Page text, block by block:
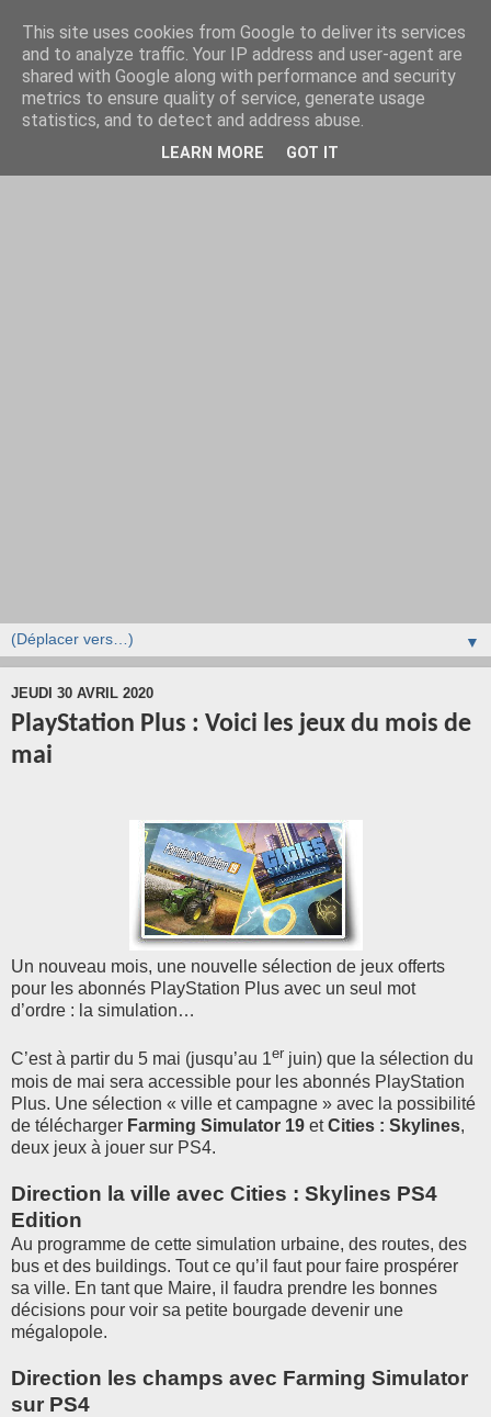
▼
JEUDI 30 AVRIL 2020
PlayStation Plus : Voici les jeux du mois de
mai
Un nouveau mois, une nouvelle sélection de jeux offerts
pour les abonnés PlayStation Plus avec un seul mot
d’ordre : la simulation…
C’est à partir du 5 mai (jusqu’au 1er juin) que la sélection du
mois de mai sera accessible pour les abonnés PlayStation
Plus. Une sélection « ville et campagne » avec la possibilité
de télécharger Farming Simulator 19 etCities : Skylines,
deux jeux à jouer sur PS4.
Direction la ville avec Cities : Skylines PS4
Edition
Au programme de cette simulation urbaine, des routes, des
bus et des buildings. Tout ce qu’il faut pour faire prospérer
sa ville. En tant que Maire, il faudra prendre les bonnes
décisions pour voir sa petite bourgade devenir une
mégalopole.
Direction les champs avec Farming Simulator
sur PS4
This site uses cookies from Google to deliver its services
and to analyze traffic. Your IP address and user-agent are
shared with Google along with performance and security
metrics to ensure quality of service, generate usage
statistics, and to detect and address abuse.
LEARN MORE GOT IT